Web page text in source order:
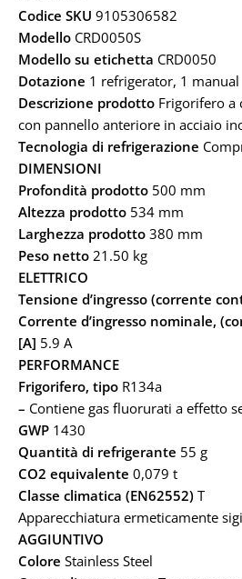
Codice SKU 9105306582
Modello CRD0050S
Modello su etichetta CRD0050
Dotazione 1 refrigerator, 1 manual
Descrizione prodotto Frigorifero a
con pannello anteriore in acciaio
Tecnologia di refrigerazione
DIMENSIONI
Profondità prodotto 500 mm
Altezza prodotto 534 mm
Larghezza prodotto 380 mm
Peso netto 21.50 kg
ELETTRICO
Tensione d’ingresso (corrente
Corrente d’ingresso nominale,
[A] 5.9 A
PERFORMANCE
Frigorifero, tipo R134a
– Contiene gas fluorurati a effetto
GWP 1430
Quantità di refrigerante 55 g
CO2 equivalente 0,079 t
Classe climatica (EN62552) T
Apparecchiatura ermeticamente
AGGIUNTIVO
Colore Stainless Steel